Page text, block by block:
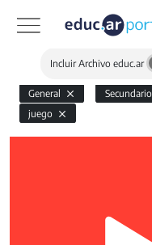
Incluir Archivo educ.ar
General Secundario
juego